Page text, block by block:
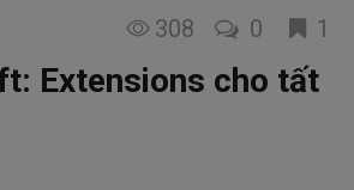
308 0 1
Extensions cho tất